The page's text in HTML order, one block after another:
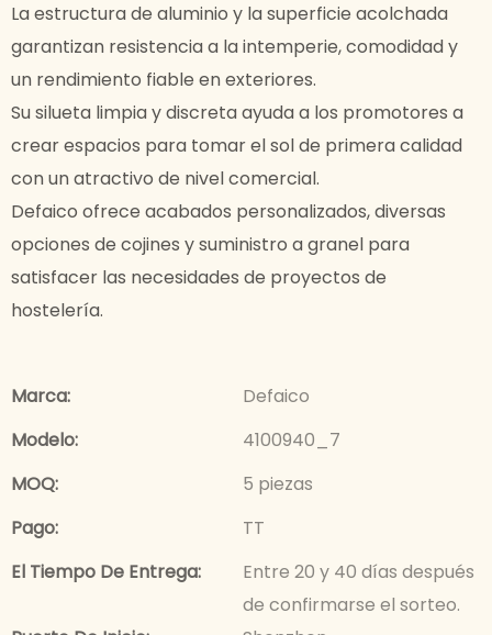
La estructura de aluminio y la superficie acolchada
garantizan resistencia a la intemperie, comodidad y
un rendimiento fiable en exteriores.
Su silueta limpia y discreta ayuda a los promotores a
crear espacios para tomar el sol de primera calidad
con un atractivo de nivel comercial.
Defaico ofrece acabados personalizados, diversas
opciones de cojines y suministro a granel para
satisfacer las necesidades de proyectos de
hostelería.
Marca:
Defaico
Modelo:
4100940_7
MOQ:
5 piezas
Pago:
TT
El Tiempo De Entrega:
Entre 20 y 40 días después
de confirmarse el sorteo.